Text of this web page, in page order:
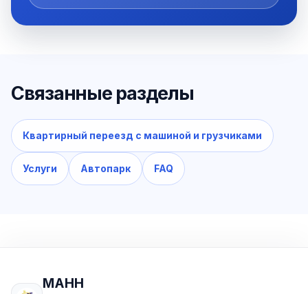
Связанные разделы
Квартирный переезд с машиной и грузчиками
Услуги Автопарк FAQ
МАНН